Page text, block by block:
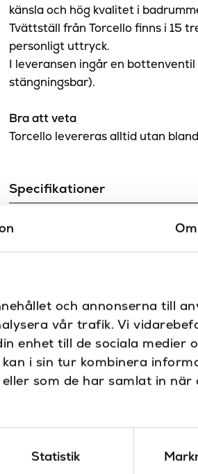
Om
och annonserna till
vår trafik. Vi
enhet till de sociala medier
i sin tur kombinera
som de har samlat in när
Statistik
känsla och hög kvalitet i
Tvättställ från Torcello finns i 15
personligt uttryck.
I leveransen ingår en
stängningsbar).
Bra att veta
Torcello levereras alltid utan
Specifikationer
Färg
Material
Placering
Dokument
Ritning